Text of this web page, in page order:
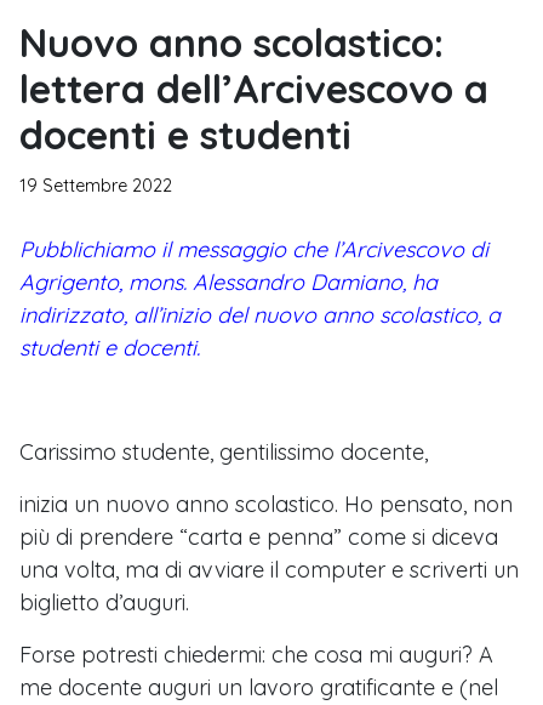
Nuovo anno scolastico:
lettera dell’Arcivescovo a
docenti e studenti
19 Settembre 2022
Pubblichiamo il messaggio che l’Arcivescovo di
Agrigento, mons. Alessandro Damiano, ha
indirizzato, all’inizio del nuovo anno scolastico, a
studenti e docenti.
Carissimo studente, gentilissimo docente,
inizia un nuovo anno scolastico. Ho pensato, non
più di prendere “carta e penna” come si diceva
una volta, ma di avviare il computer e scriverti un
biglietto d’auguri.
Forse potresti chiedermi: che cosa mi auguri? A
me docente auguri un lavoro gratificante e (nel